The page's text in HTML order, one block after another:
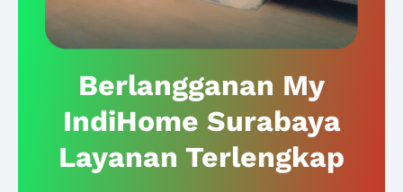
Berlangganan My
IndiHome Surabaya
Layanan Terlengkap